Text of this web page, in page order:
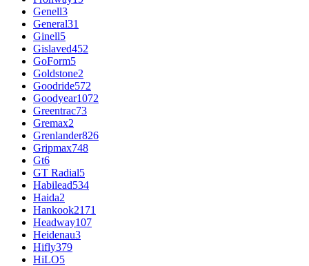
Genell3
General31
Ginell5
Gislaved452
GoForm5
Goldstone2
Goodride572
Goodyear1072
Greentrac73
Gremax2
Grenlander826
Gripmax748
Gt6
GT Radial5
Habilead534
Haida2
Hankook2171
Headway107
Heidenau3
Hifly379
HiLO5